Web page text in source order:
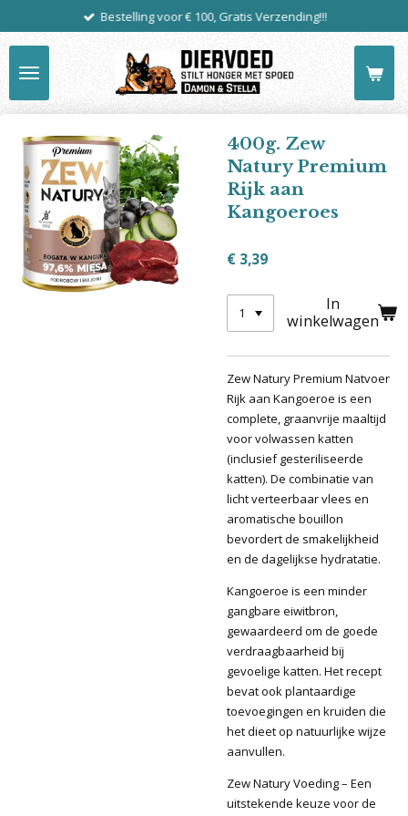
de
hoofdinhoud
Bestelling voor € 100, Gratis Verzending!!!
400g. Zew
Natury Premium
Rijk aan
Kangoeroes
€ 3,39
In
winkelwagen
Zew Natury Premium Natvoer
Rijk aan Kangoeroe is een
complete, graanvrije maaltijd
voor volwassen katten
(inclusief gesteriliseerde
katten). De combinatie van
licht verteerbaar vlees en
aromatische bouillon
bevordert de smakelijkheid
en de dagelijkse hydratatie.
Kangoeroe is een minder
gangbare eiwitbron,
gewaardeerd om de goede
verdraagbaarheid bij
gevoelige katten. Het recept
bevat ook plantaardige
toevoegingen en kruiden die
het dieet op natuurlijke wijze
aanvullen.
Zew Natury Voeding – Een
uitstekende keuze voor de